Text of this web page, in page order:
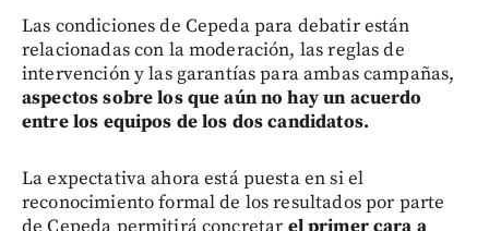
Las condiciones de Cepeda para debatir están
relacionadas con la moderación, las reglas de
intervención y las garantías para ambas campañas,
aspectos sobre los que aún no hay un acuerdo
entre los equipos de los dos candidatos.
La expectativa ahora está puesta en si el
reconocimiento formal de los resultados por parte
de Cepeda permitirá concretar el primer cara a